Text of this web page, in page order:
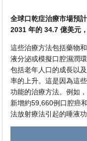
全球口乾症治療市場預
2031 年的 34.7 億美元
這些治療方法包括藥物
液分泌或模擬口腔濕潤
包括老年人口的成長以
率的上升。這是因為這
功能的治療方法。例如
新增約59,660例口腔癌
法放射療法引起的唾液